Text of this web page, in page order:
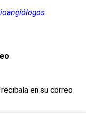
en su correo